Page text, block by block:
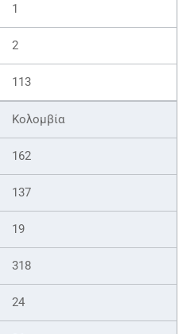
1
2
113
Κολομβία
162
137
19
318
24